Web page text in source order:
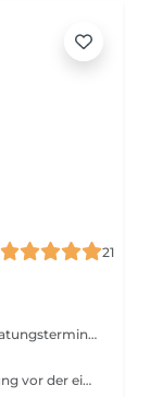
21
Bitte buchen Sie vorab einen persönlichen Beratungstermin zur Bestimmung Ihres Hauttyps. Im Anschluss werden wir gemeinsam einen Zeitnahen Behandlungstermin vereinbaren.
Sehr geehrte Kunden, wir möchten diese Sitzung vor der eigentlichen Laserbehandlung nutzen, um mit Ihnen etwaige Gesundheitsfragen zu klären und um Ihren Hauttyp zu bestimmen. Hierzu werden wir diverse Tests durchführen um ein optimales Ergebnis zu erzielen.